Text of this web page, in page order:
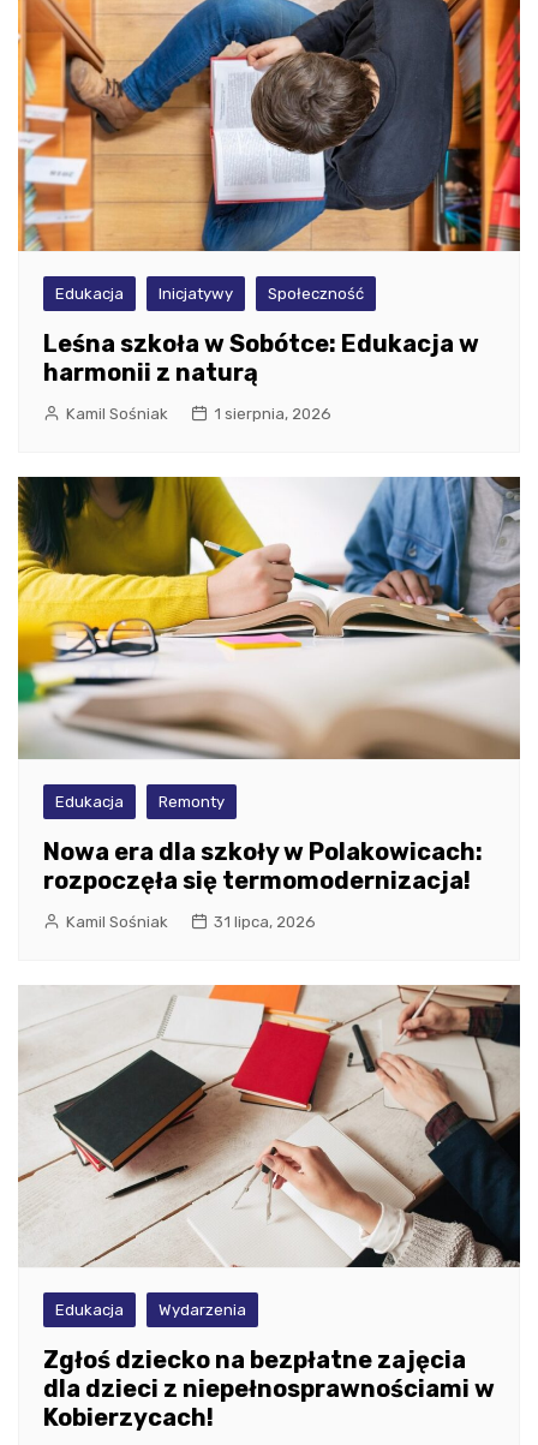
Edukacja Inicjatywy Społeczność
Leśna szkoła w Sobótce: Edukacja w
harmonii z naturą
Kamil Sośniak 1 sierpnia, 2026
Edukacja Remonty
Nowa era dla szkoły w Polakowicach:
rozpoczęła się termomodernizacja!
Kamil Sośniak 31 lipca, 2026
Edukacja Wydarzenia
Zgłoś dziecko na bezpłatne zajęcia
dla dzieci z niepełnosprawnościami w
Kobierzycach!